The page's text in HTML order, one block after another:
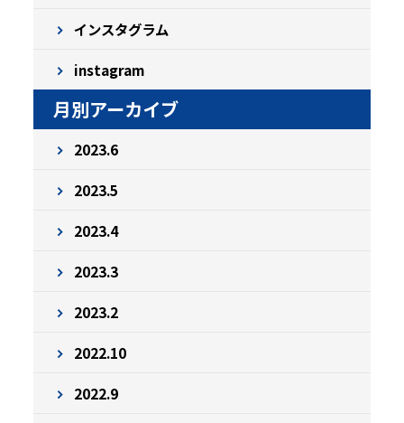
インスタグラム
instagram
月別アーカイブ
2023.6
2023.5
2023.4
2023.3
2023.2
2022.10
2022.9